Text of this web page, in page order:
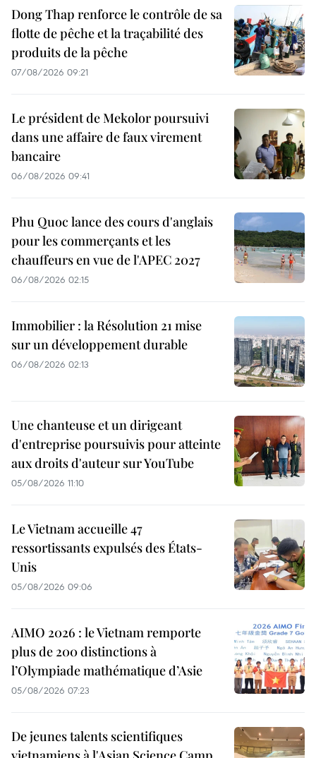
Dong Thap renforce le contrôle de sa
flotte de pêche et la traçabilité des
produits de la pêche
07/08/2026 09:21
Le président de Mekolor poursuivi
dans une affaire de faux virement
bancaire
06/08/2026 09:41
Phu Quoc lance des cours d'anglais
pour les commerçants et les
chauffeurs en vue de l'APEC 2027
06/08/2026 02:15
Immobilier : la Résolution 21 mise
sur un développement durable
06/08/2026 02:13
Une chanteuse et un dirigeant
d'entreprise poursuivis pour atteinte
aux droits d'auteur sur YouTube
05/08/2026 11:10
Le Vietnam accueille 47
ressortissants expulsés des États-
Unis
05/08/2026 09:06
AIMO 2026 : le Vietnam remporte
plus de 200 distinctions à
l’Olympiade mathématique d’Asie
05/08/2026 07:23
De jeunes talents scientifiques